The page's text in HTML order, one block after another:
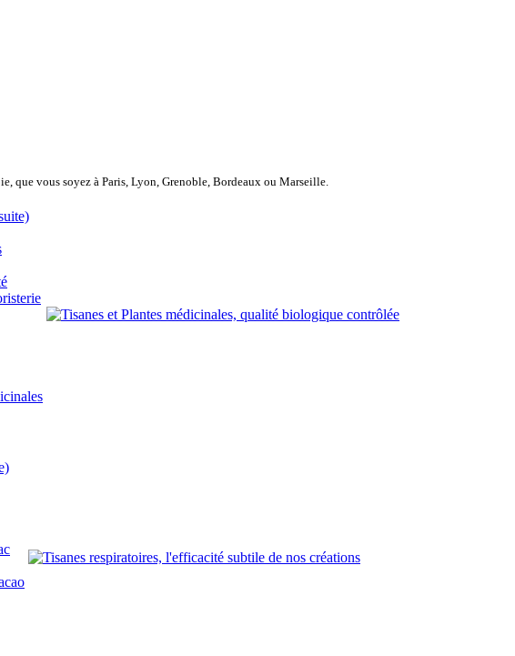
que vous soyez à Paris, Lyon, Grenoble, Bordeaux ou Marseille.